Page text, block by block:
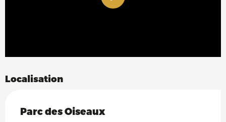
Localisation
Parc des Oiseaux